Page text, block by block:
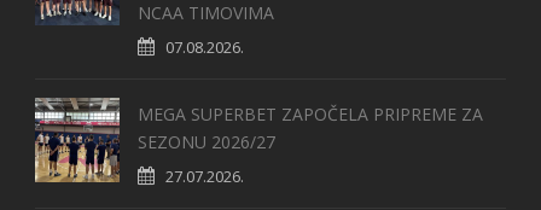
NCAA TIMOVIMA
07.08.2026.
MEGA SUPERBET ZAPOČELA PRIPREME ZA
SEZONU 2026/27
27.07.2026.